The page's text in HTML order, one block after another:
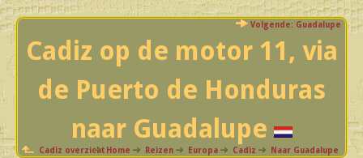
Volgende: Guadalupe
Cadiz op de motor 11, via
de Puerto de Honduras
naar Guadalupe
Cadiz overzichtHome Reizen Europa Cadiz Naar Guadalupe